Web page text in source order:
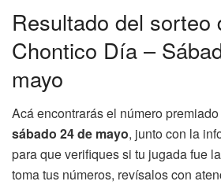
Resultado del sorteo
Chontico Día –
mayo
Acá encontrarás el número
sábado 24 de mayo, junto con la
para que verifiques si tu jugada fue
toma tus números, revísalos con